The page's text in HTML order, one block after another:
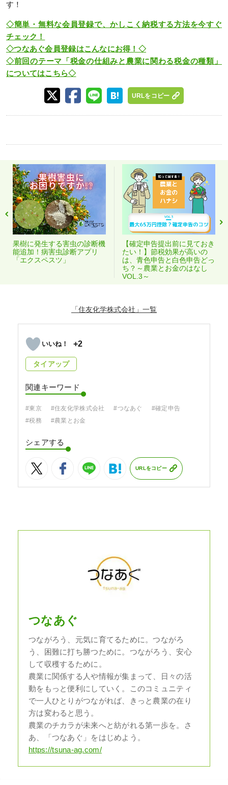
す！
◇簡単・無料な会員登録で、かしこく納税する方法を今すぐ
チェック！
◇つなあぐ会員登録はこんなにお得！◇
◇前回のテーマ「税金の仕組みと農業に関わる税金の種類」
についてはこちら◇
URLをコピー
果樹に発生する害虫の診断機
能追加！病害虫診断アプリ
「エクスペスツ」
【確定申告提出前に見ておき
たい！】節税効果が高いの
は、青色申告と白色申告どっ
ち？～農業とお金のはなし
VOL.3～
「住友化学株式会社」
+2
タイアップ
関連キーワード
#東京 #住友化学株式会社 #つなあぐ
#確定申告
#税務
#農業とお金
シェアする
URLをコピー
つなあぐ
つながろう、元気に育てるために。つながろ
う、困難に打ち勝つために。つながろう、安心
して収穫するために。
農業に関係する人や情報が集まって、日々の活
動をもっと便利にしていく。このコミュニティ
で一人ひとりがつながれば、きっと農業の在り
方は変わると思う。
農業のチカラが未来へと紡がれる第一歩を。さ
あ、「つなあぐ」をはじめよう。
https://tsuna-ag.com/